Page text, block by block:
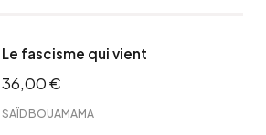
Le fascisme qui vient
36,00€
SAÏD BOUAMAMA